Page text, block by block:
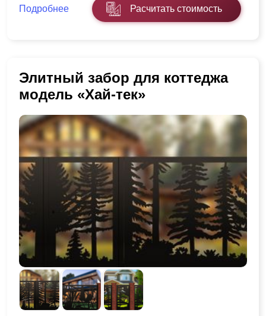
Подробнее Расчитать стоимость
Элитный забор для коттеджа
модель «Хай-тек»